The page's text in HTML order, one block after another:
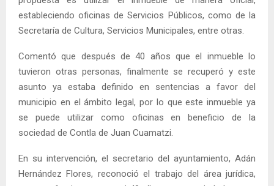
estableciendo oficinas de Servicios Públicos, como de la
Secretaría de Cultura, Servicios Municipales, entre otras.
Comentó que después de 40 años que el inmueble lo
tuvieron otras personas, finalmente se recuperó y este
asunto ya estaba definido en sentencias a favor del
municipio en el ámbito legal, por lo que este inmueble ya
se puede utilizar como oficinas en beneficio de la
sociedad de Contla de Juan Cuamatzi.
En su intervención, el secretario del ayuntamiento, Adán
Hernández Flores, reconoció el trabajo del área jurídica,